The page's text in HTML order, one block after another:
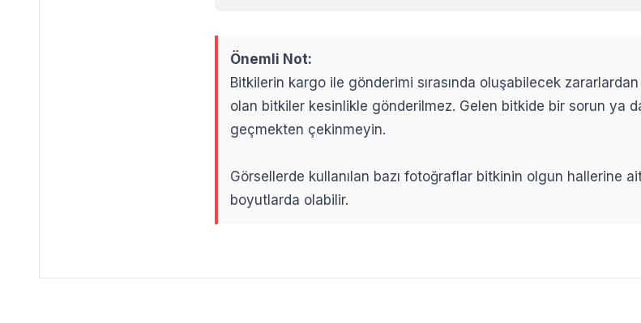
Önemli Not:
Bitkilerin kargo ile gönderimi sırasında oluşabilecek
olan bitkiler kesinlikle gönderilmez. Gelen bitkide bir sorun ya
geçmekten çekinmeyin.
Görsellerde kullanılan bazı fotoğraflar bitkinin olgun hallerine
boyutlarda olabilir.